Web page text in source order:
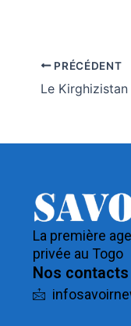
PRÉCÉDENT
La première
privée au Togo
Nos contacts